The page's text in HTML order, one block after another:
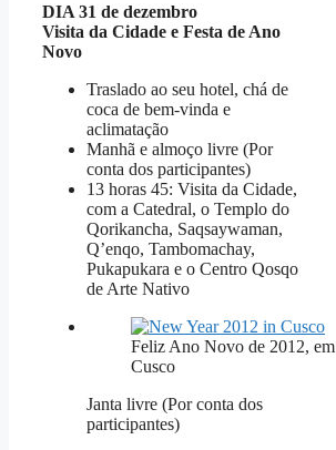
DIA 31 de dezembro
Visita da Cidade e Festa de Ano
Novo
Traslado ao seu hotel, chá de
coca de bem-vinda e
aclimatação
Manhã e almoço livre (Por
conta dos participantes)
13 horas 45: Visita da Cidade,
com a Catedral, o Templo do
Qorikancha, Saqsaywaman,
Q’enqo, Tambomachay,
Pukapukara e o Centro Qosqo
de Arte Nativo
Feliz Ano Novo de 2012, em
Cusco
Janta livre (Por conta dos
participantes)